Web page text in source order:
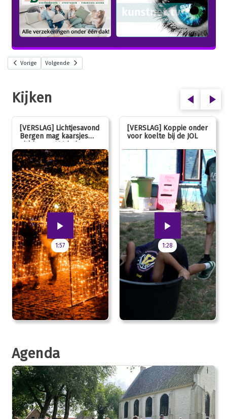
Vorige Volgende
Kijken
[VERSLAG] Lichtjesavond
Bergen mag kaarsjes
uitblazen: 100 jarig
jubileum!
1:57
[VERSLAG] Koppie onder
voor koelte bij de JOL
1:28
Agenda